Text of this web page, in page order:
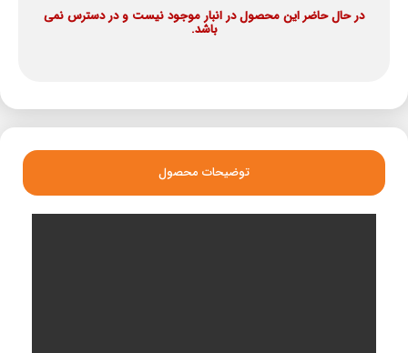
در حال حاضر این محصول در انبار موجود نیست و در دسترس نمی
باشد.
توضیحات محصول